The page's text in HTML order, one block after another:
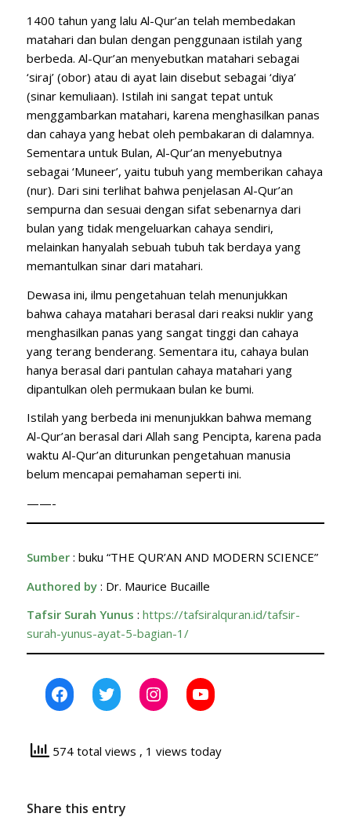
1400 tahun yang lalu Al-Qur’an telah membedakan
matahari dan bulan dengan penggunaan istilah yang
berbeda. Al-Qur’an menyebutkan matahari sebagai
‘siraj’ (obor) atau di ayat lain disebut sebagai ‘diya’
(sinar kemuliaan). Istilah ini sangat tepat untuk
menggambarkan matahari, karena menghasilkan panas
dan cahaya yang hebat oleh pembakaran di dalamnya.
Sementara untuk Bulan, Al-Qur’an menyebutnya
sebagai ‘Muneer’, yaitu tubuh yang memberikan cahaya
(nur). Dari sini terlihat bahwa penjelasan Al-Qur’an
sempurna dan sesuai dengan sifat sebenarnya dari
bulan yang tidak mengeluarkan cahaya sendiri,
melainkan hanyalah sebuah tubuh tak berdaya yang
memantulkan sinar dari matahari.
Dewasa ini, ilmu pengetahuan telah menunjukkan
bahwa cahaya matahari berasal dari reaksi nuklir yang
menghasilkan panas yang sangat tinggi dan cahaya
yang terang benderang. Sementara itu, cahaya bulan
hanya berasal dari pantulan cahaya matahari yang
dipantulkan oleh permukaan bulan ke bumi.
Istilah yang berbeda ini menunjukkan bahwa memang
Al-Qur’an berasal dari Allah sang Pencipta, karena pada
waktu Al-Qur’an diturunkan pengetahuan manusia
belum mencapai pemahaman seperti ini.
——-
Sumber: buku “THE QUR’AN AND MODERN SCIENCE”
Authored by: Dr. Maurice Bucaille
Tafsir Surah Yunus : https://tafsiralquran.id/tafsir-
surah-yunus-ayat-5-bagian-1/
FacebookTwitterInstagramYouTube
574 total views , 1 views today
Share this entry